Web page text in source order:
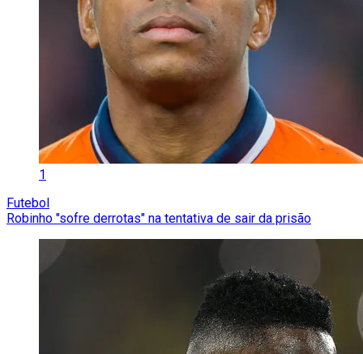
1
Futebol
Robinho "sofre derrotas" na tentativa de sair da prisão